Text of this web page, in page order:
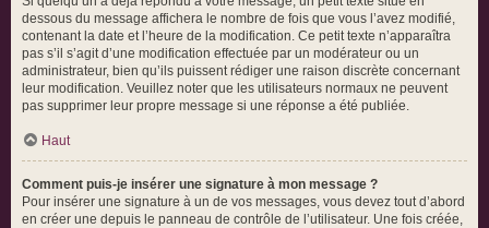
dessous du message affichera le nombre de fois que vous l’avez modifié,
contenant la date et l’heure de la modification. Ce petit texte n’apparaîtra
pas s’il s’agit d’une modification effectuée par un modérateur ou un
administrateur, bien qu’ils puissent rédiger une raison discrète concernant
leur modification. Veuillez noter que les utilisateurs normaux ne peuvent
pas supprimer leur propre message si une réponse a été publiée.
Haut
Comment puis-je insérer une signature à mon message ?
Pour insérer une signature à un de vos messages, vous devez tout d’abord
en créer une depuis le panneau de contrôle de l’utilisateur. Une fois créée,